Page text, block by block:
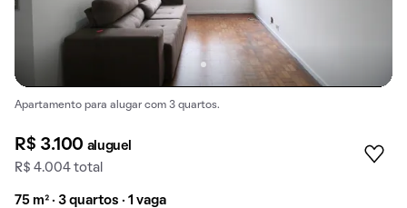
Apartamento para alugar com 3 quartos.
R$ 3.100 aluguel
R$ 4.004 total
75 m² · 3 quartos · 1 vaga